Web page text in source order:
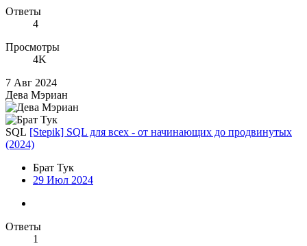
Ответы
4
Просмотры
4K
7 Авг 2024
Дева Мэриан
SQL [Stepik] SQL для всех - от начинающих до продвинутых
(2024)
Брат Тук
29 Июл 2024
Ответы
1